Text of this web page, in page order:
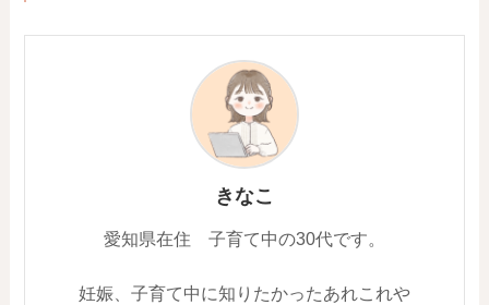
きなこ
愛知県在住 子育て中の30代です。
妊娠、子育て中に知りたかったあれこれや